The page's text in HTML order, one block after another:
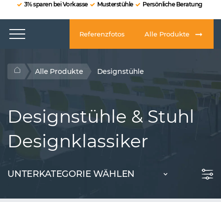
3% sparen bei Vorkasse Musterstühle Persönliche Beratung
Referenzfotos Alle Produkte
Alle Produkte Designstühle
Designstühle & Stuhl
Designklassiker
UNTERKATEGORIE WÄHLEN